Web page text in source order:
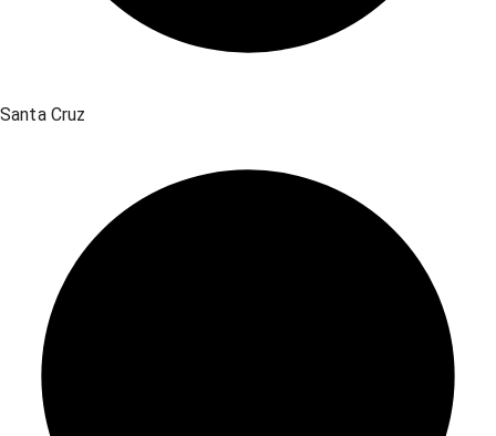
Santa Cruz